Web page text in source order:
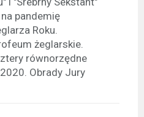
pandemię
Roku.
żeglarskie.
równorzędne
Obrady Jury